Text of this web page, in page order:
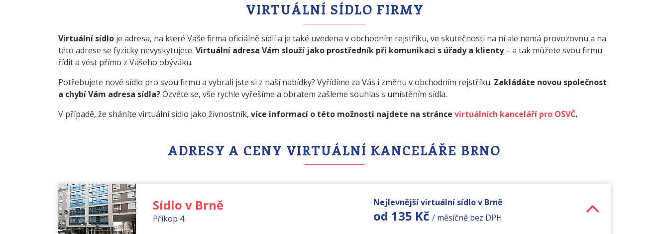
VIRTUÁLNÍ SÍDLO FIRMY
Virtuální sídlo je adresa, na které Vaše firma oficiálně sídlí a je také uvedena v obchodním rejstříku, ve skutečnosti na ní ale nemá provozovnu a na
této adrese se fyzicky nevyskytujete. Virtuální adresa Vám slouží jako prostředník při komunikaci s úřady a klienty– a tak můžete svou firmu
řídit a vést přímo z Vašeho obýváku.
Potřebujete nové sídlo pro svou firmu a vybrali jste si z naší nabídky? Vyřídíme za Vás i změnu v obchodním rejstříku. Zakládáte novou společnost
a chybí Vám adresa sídla?Ozvěte se, vše rychle vyřešíme a obratem zašleme souhlas s umístěním sídla.
V případě, že sháníte virtuální sídlo jako živnostník, více informací o této možnosti najdete na stránce virtuálních kanceláří pro OSVČ.
ADRESY A CENY VIRTUÁLNÍ KANCELÁŘE BRNO
Sídlo v Brně
Příkop 4
Nejlevnější virtuální sídlo v Brně
od 135 Kč / měsíčně bez DPH